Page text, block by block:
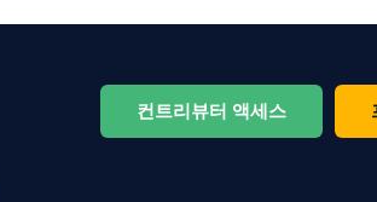
컨트리뷰터 액세스